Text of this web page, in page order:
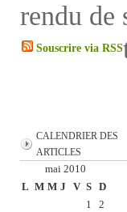
rendu de
Souscrire via RSS
CALENDRIER DES
ARTICLES
mai 2010
L M M J V S D
1
2